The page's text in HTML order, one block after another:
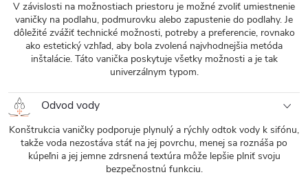
V závislosti na možnostiach priestoru je možné zvoliť umiestnenie
vaničky na podlahu, podmurovku alebo zapustenie do podlahy. Je
dôležité zvážiť technické možnosti, potreby a preferencie, rovnako
ako estetický vzhľad, aby bola zvolená najvhodnejšia metóda
inštalácie. Táto vanička poskytuje všetky možnosti a je tak
univerzálnym typom.
Odvod vody
Konštrukcia vaničky podporuje plynulý a rýchly odtok vody k sifónu,
takže voda nezostáva stáť na jej povrchu, menej sa roznáša po
kúpeľni a jej jemne zdrsnená textúra môže lepšie plniť svoju
bezpečnostnú funkciu.